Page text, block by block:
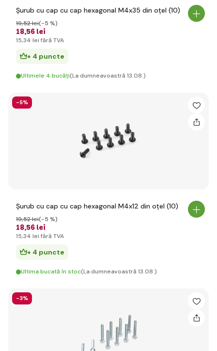
Șurub cu cap cu cap hexagonal M4x35 din oțel (10)
18,56 lei
19,52 lei(-5 %)
15,34 lei fără TVA
+ 4 puncte
Ultimele 4 bucăți(La dumneavoastră 13.08.)
-5%
Șurub cu cap cu cap hexagonal M4x12 din oțel (10)
18,56 lei
19,52 lei(-5 %)
15,34 lei fără TVA
+ 4 puncte
Ultima bucată în stoc(La dumneavoastră 13.08.)
-3%